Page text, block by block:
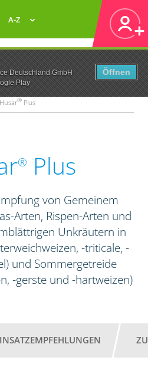
Deutschland GmbH
Play
Öffnen
A-Z
® Plus
® Plus
von Gemeinem
Arten, Rispen-Arten und
Unkräutern in
-triticale, -
und Sommergetreide
-gerste und -hartweizen)